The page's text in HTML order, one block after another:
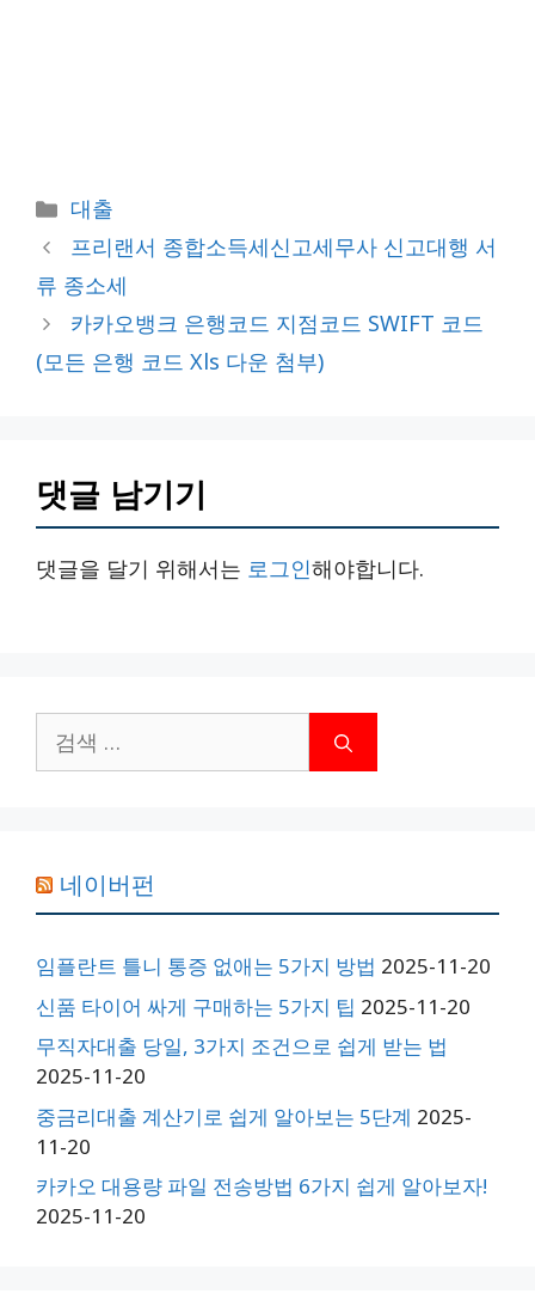
카
테
리
대출
프리랜서 종합소득세신고세무사 신고대행 서
류 종소세
카카오뱅크 은행코드 지점코드 SWIFT 코드
(모든 은행 코드 Xls 다운 첨부)
댓글 남기기
댓글을 달기 위해서는 로그인해야합니다.
색:
네이버펀
임플란트 틀니 통증 없애는 5가지 방법 2025-11-20
신품 타이어 싸게 구매하는 5가지 팁 2025-11-20
무직자대출 당일, 3가지 조건으로 쉽게 받는 법
2025-11-20
중금리대출 계산기로 쉽게 알아보는 5단계 2025-
11-20
카카오 대용량 파일 전송방법 6가지 쉽게 알아보자!
2025-11-20